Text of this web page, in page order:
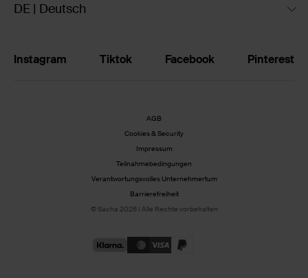
DE | Deutsch
Instagram Tiktok Facebook Pinterest
AGB
Cookies & Security
Impressum
Teilnahmebedingungen
Verantwortungsvolles Unternehmertum
Barrierefreiheit
© Sacha 2026 | Alle Rechte vorbehalten